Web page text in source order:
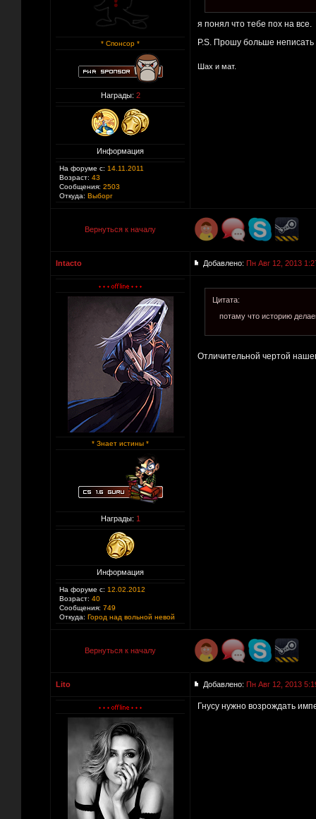
* Спонсор *
Награды: 2
Информация
На форуме с: 14.11.2011
Возраст: 43
Сообщения: 2503
Откуда: Выборг
я понял что тебе пох на все.
P.S. Прошу больше
Шах и мат.
Вернуться к началу
Intacto Добавлено: Пн Авг 12, 2013
* Знает истины *
Награды: 1
Информация
На форуме с: 12.02.2012
Возраст: 40
Сообщения: 749
Откуда: Город над вольной невой
Цитата:
потаму что историю
Отличительной чертой
Вернуться к началу
Lito Добавлено: Пн Авг 12, 2013
Гнусу нужно возрождать